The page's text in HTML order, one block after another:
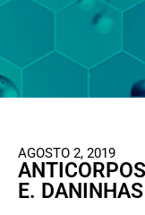
AGOSTO 2, 2019
E.